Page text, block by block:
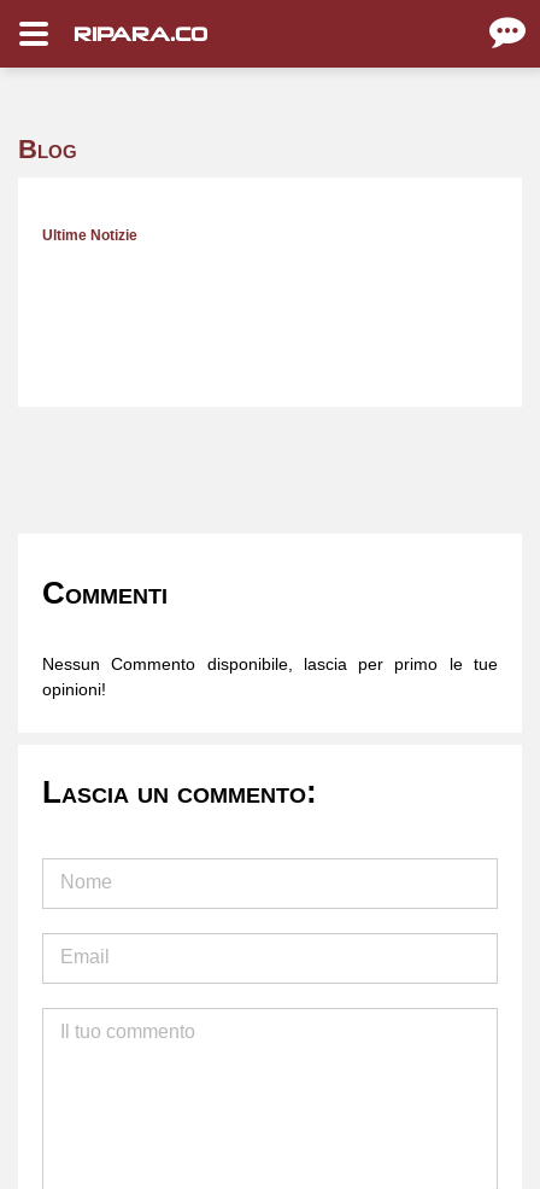
RIPARA.CO
Blog
Ultime Notizie
Commenti
Nessun Commento disponibile, lascia per primo le tue
opinioni!
Lascia un commento: